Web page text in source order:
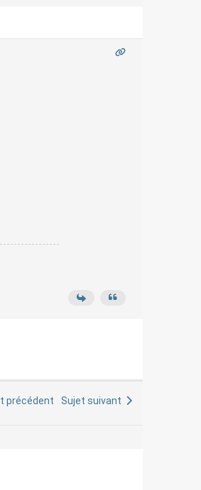
précédent Sujet suivant